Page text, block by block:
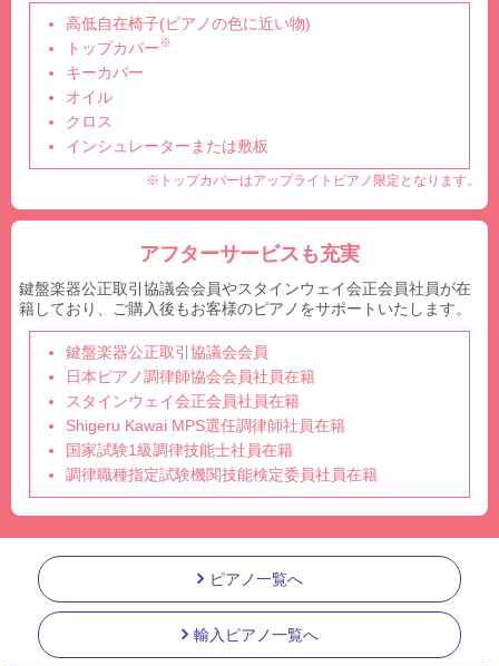
高低自在椅子(ピアノの色に近い物)
トップカバー※
キーカバー
オイル
クロス
インシュレーターまたは敷板
※トップカバーはアップライトピアノ限定となります。
アフターサービスも充実
鍵盤楽器公正取引協議会会員やスタインウェイ会正会員社員が在
籍しており、ご購入後もお客様のピアノをサポートいたします。
鍵盤楽器公正取引協議会会員
日本ピアノ調律師協会会員社員在籍
スタインウェイ会正会員社員在籍
Shigeru Kawai MPS選任調律師社員在籍
国家試験1級調律技能士社員在籍
調律職種指定試験機関技能検定委員社員在籍
ピアノ一覧へ
輸入ピアノ一覧へ